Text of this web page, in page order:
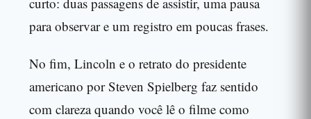
para observar e um registro em poucas frases.
No fim, Lincoln e o retrato do presidente
americano por Steven Spielberg faz sentido
com clareza quando você lê o filme como